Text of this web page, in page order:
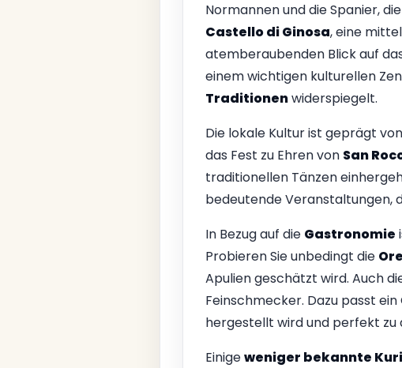
Normannen und die Spanier,
Castello di Ginosa, eine
atemberaubenden Blick auf
einem wichtigen kulturellen
Traditionenwiderspiegelt.
Die lokale Kultur ist geprägt
das Fest zu Ehren von San
traditionellen Tänzen
bedeutende Veranstaltungen,
In Bezug auf die Gastronomie
Probieren Sie unbedingt die
Apulien geschätzt wird. Auch
Feinschmecker. Dazu passt ein
hergestellt wird und perfekt zu
Einigeweniger bekannte